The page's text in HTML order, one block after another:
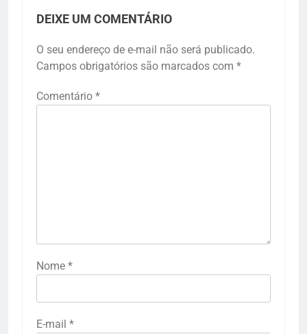
DEIXE UM COMENTÁRIO
O seu endereço de e-mail não será publicado.
Campos obrigatórios são marcados com *
Comentário *
Nome *
E-mail *